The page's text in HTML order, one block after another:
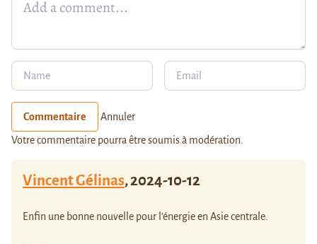
Commentaire Annuler
Votre commentaire pourra être soumis à modération.
Vincent Gélinas,2024-10-12
Enfin une bonne nouvelle pour l’énergie en Asie centrale.